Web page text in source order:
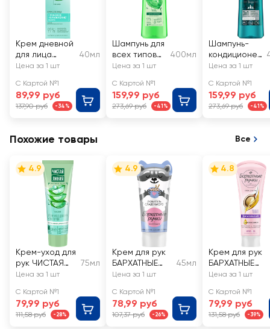
Крем дневной
для лица
ЧИСТАЯ ЛИНИЯ
для
комбинирован
ной кожи
40мл
Цена за 1 шт
С Картой №1
89,99 руб
137,90 руб -34%
Шампунь для
всех типов
волос
ЛИНИЯ
Крапива, на
отваре
400мл
Цена за 1 шт
С Картой №1
159,99 руб
273,69 руб -41%
Шампунь-
кондиционер
для волос-
душа
мужской
ЧИСТАЯ
Энергия и
Цена за 1 шт
С Картой №1
159,99 руб
273,69 руб -41%
Похожие товары Все
4.9
Крем-уход для
рук ЧИСТАЯ
ЛИНИЯ
увлажнение
Сок алоэ
75мл
Цена за 1 шт
С Картой №1
79,99 руб
111,58 руб -28%
4.9
Крем для рук
БАРХАТНЫЕ
РУЧКИ
уход
45мл
Цена за 1 шт
С Картой №1
78,99 руб
107,37 руб -26%
4.8
Крем для рук
БАРХАТНЫЕ
РУЧКИ
Цена за 1 шт
С Картой №1
79,99 руб
131,58 руб -39%